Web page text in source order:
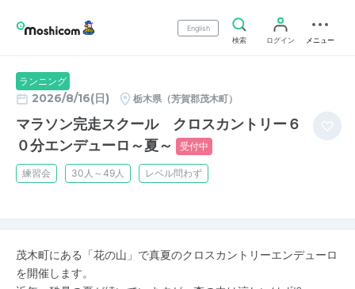
English
検索
ログイン メニュー
ランニング
2026/8/16(日) 栃木県（芳賀郡茂木町）
マラソン完走スクール クロスカントリー６
０分エンデューロ～夏～
受付中
練習会 30人～49人 レベル問わず
茂木町にある「花の山」で真夏のクロスカントリーエンデューロ
を開催します。